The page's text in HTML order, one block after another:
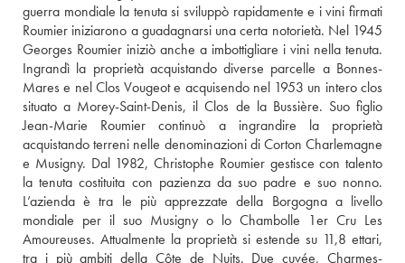
guerra mondiale la tenuta si sviluppò rapidamente e i vini firmati
Roumier iniziarono a guadagnarsi una certa notorietà. Nel 1945
Georges Roumier iniziò anche a imbottigliare i vini nella tenuta.
Ingrandì la proprietà acquistando diverse parcelle a Bonnes-
Mares e nel Clos Vougeot e acquisendo nel 1953 un intero clos
situato a Morey-Saint-Denis, il Clos de la Bussière. Suo figlio
Jean-Marie Roumier continuò a ingrandire la proprietà
acquistando terreni nelle denominazioni di Corton Charlemagne
e Musigny. Dal 1982, Christophe Roumier gestisce con talento
la tenuta costituita con pazienza da suo padre e suo nonno.
L’azienda è tra le più apprezzate della Borgogna a livello
mondiale per il suo Musigny o lo Chambolle 1er Cru Les
Amoureuses. Attualmente la proprietà si estende su 11,8 ettari,
tra i più ambiti della Côte de Nuits. Due cuvée, Charmes-